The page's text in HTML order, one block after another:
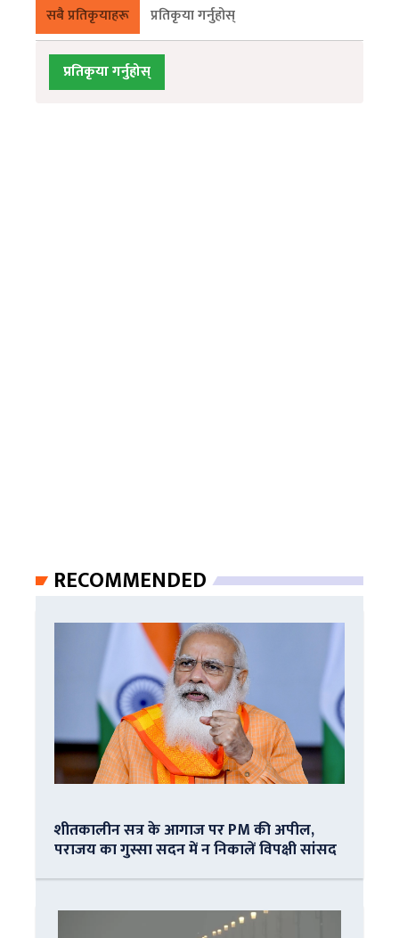
सबै प्रतिकृयाहरू प्रतिकृया गर्नुहोस्
प्रतिकृया गर्नुहोस्
RECOMMENDED
शीतकालीन सत्र के आगाज पर PM की अपील,
पराजय का गुस्सा सदन में न निकालें विपक्षी सांसद